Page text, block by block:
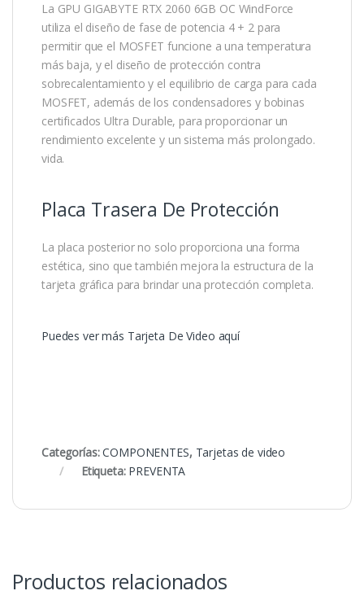
La GPU GIGABYTE RTX 2060 6GB OC WindForce
utiliza el diseño de fase de potencia 4 + 2 para
permitir que el MOSFET funcione a una temperatura
más baja, y el diseño de protección contra
sobrecalentamiento y el equilibrio de carga para cada
MOSFET, además de los condensadores y bobinas
certificados Ultra Durable, para proporcionar un
rendimiento excelente y un sistema más prolongado.
vida.
Placa Trasera De Protección
La placa posterior no solo proporciona una forma
estética, sino que también mejora la estructura de la
tarjeta gráfica para brindar una protección completa.
Puedes ver más Tarjeta De Video aquí
Categorías:COMPONENTES, Tarjetas de video
Etiqueta: PREVENTA
Productos relacionados